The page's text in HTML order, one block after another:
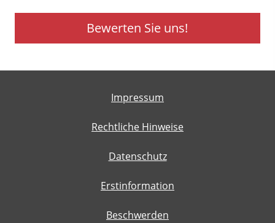
Bewerten Sie uns!
Impressum
Rechtliche Hinweise
Datenschutz
Erstinformation
Beschwerden